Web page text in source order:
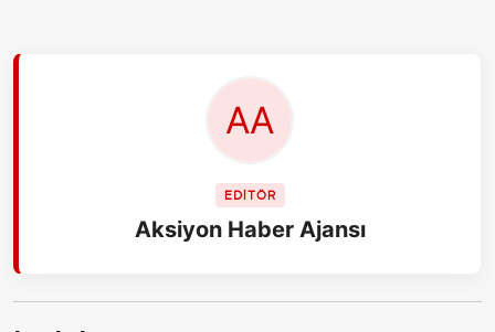
EDİTÖR
Aksiyon Haber Ajansı